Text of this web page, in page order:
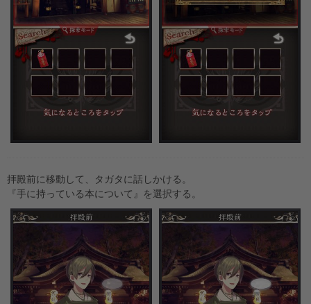
拝殿前に移動して、タガタに話しかける。
『手に持っている本について』を選択する。